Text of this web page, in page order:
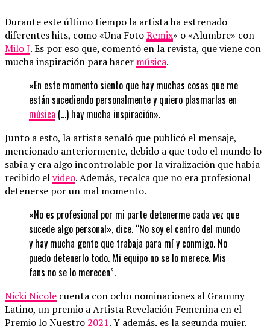
Durante este último tiempo la artista ha estrenado
diferentes hits, como «Una FotoRemix» o «Alumbre» con
Milo J. Es por eso que, comentó en la revista, que viene con
mucha inspiración para hacer música.
«En este momento siento que hay muchas cosas que me
están sucediendo personalmente y quiero plasmarlas en
música (…) hay mucha inspiración».
Junto a esto, la artista señaló que publicó el mensaje,
mencionado anteriormente, debido a que todo el mundo lo
sabía y era algo incontrolable por la viralización que había
recibido elvideo. Además, recalca que no era profesional
detenerse por un mal momento.
«No es profesional por mi parte detenerme cada vez que
sucede algo personal», dice. “No soy el centro del mundo
y hay mucha gente que trabaja para mí y conmigo. No
puedo detenerlo todo. Mi equipo no se lo merece. Mis
fans no se lo merecen”.
Nicki Nicole cuenta con ocho nominaciones al Grammy
Latino, un premio a Artista Revelación Femenina en el
Premio lo Nuestro 2021. Y además, es la segunda mujer,